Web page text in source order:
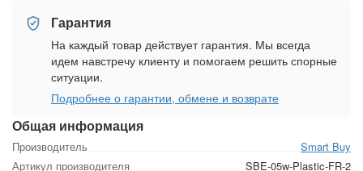
Общая информация
Производитель
Smart Buy
Артикул производителя
SBE-05w-Plastic-FR-2
Гарантия
На каждый товар действует гарантия. Мы всегда
идем навстречу клиенту и помогаем решить спорные
ситуации.
Подробнее о гарантии, обмене и возврате